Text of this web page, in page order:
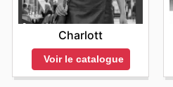
Charlott
Voir le catalogue